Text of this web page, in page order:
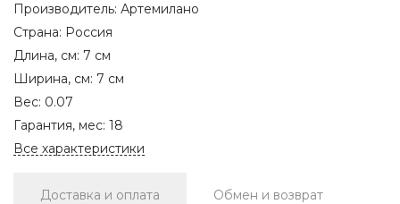
Производитель: Артемилано
Страна: Россия
Длина, см: 7 см
Ширина, см: 7 см
Вес: 0.07
Гарантия, мес: 18
Все характеристики
Доставка и оплата Обмен и возврат